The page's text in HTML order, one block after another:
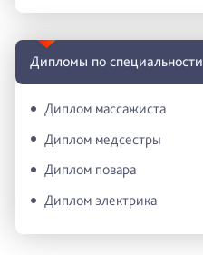
Дипломы по специальности
Диплом массажиста
Диплом медсестры
Диплом повара
Диплом электрика